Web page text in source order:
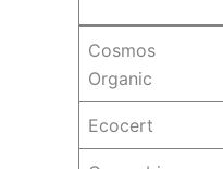
Cosmos
Organic
Ecocert